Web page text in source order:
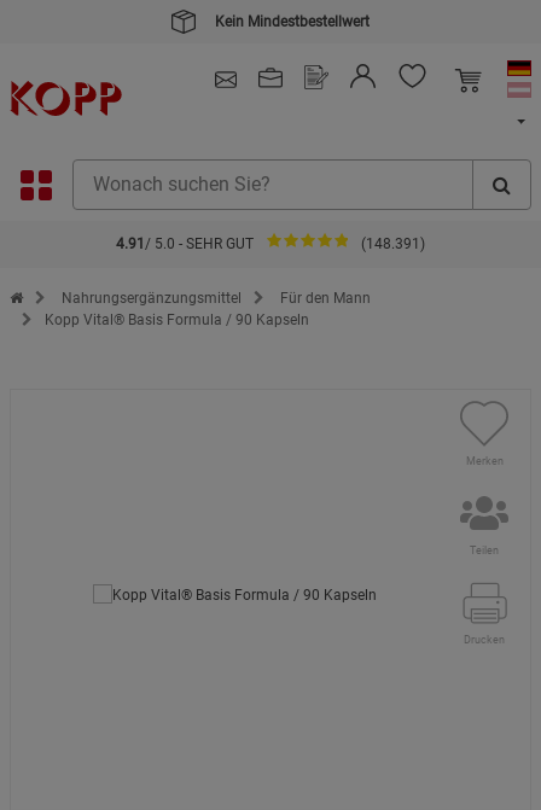
Kein Mindestbestellwert
4.91 / 5.0 - SEHR GUT (148.391)
Zur Startseite des Kopp Verlag Online-Shop
Nahrungsergänzungsmittel
Für den Mann
Kopp Vital® Basis Formula / 90 Kapseln
Merken
Teilen
Drucken